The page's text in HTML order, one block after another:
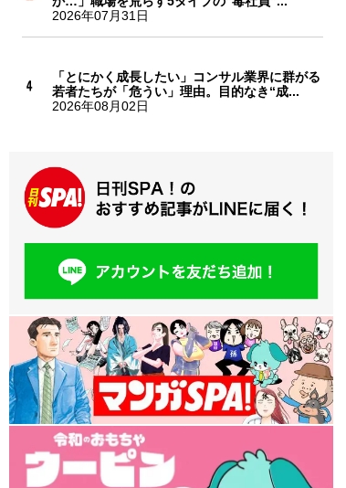
2026年07月31日
「とにかく成長したい」コンサル業界に群がる
若者たちが「危うい」理由。目的なき“成...
2026年08月02日